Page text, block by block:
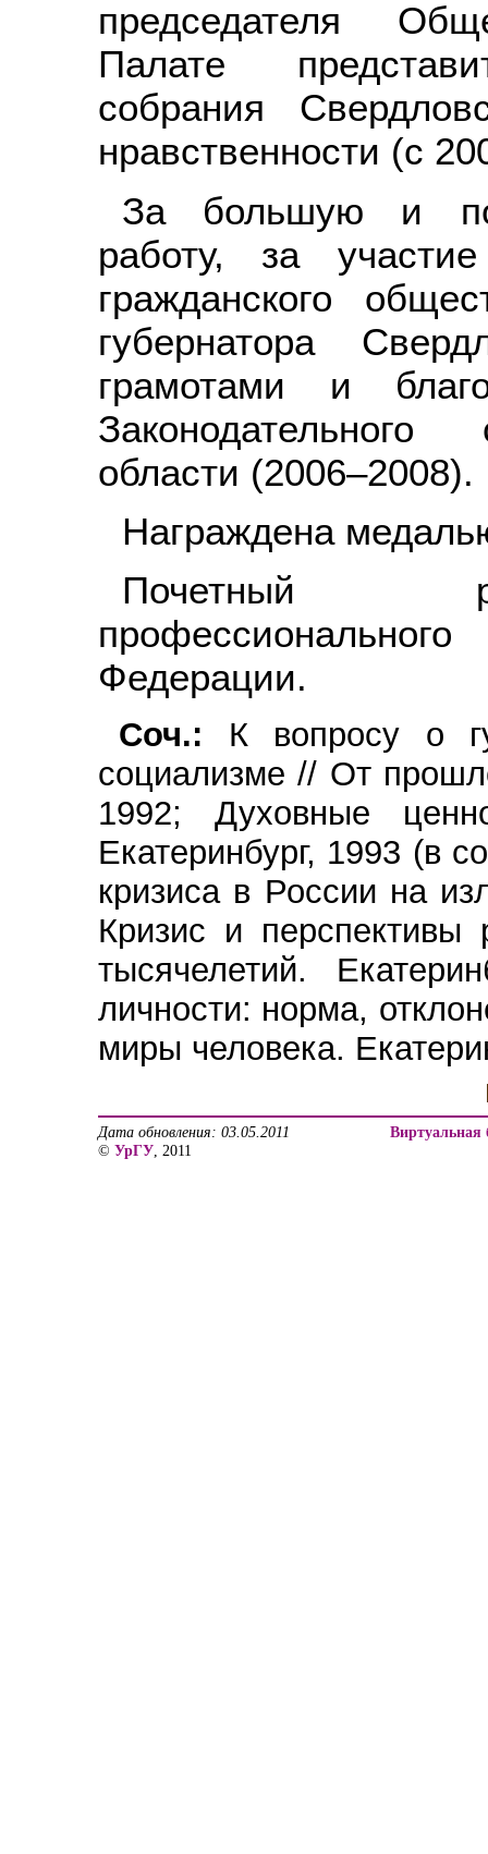
председателя
Палате
собрания
нравственности (с
За большую и
работу, за
гражданского
губернатора
грамотами и
области (2006–2008).
Награждена
Почетный
Федерации.
Соч.: К вопросу о
социализме // От
1992; Духовные
Екатеринбург, 1993 (в
кризиса в России на
Кризис и перспективы
тысячелетий.
личности: норма,
миры человека.
Дата обновления: 03.05.2011
© УрГУ, 2011
Виртуальная